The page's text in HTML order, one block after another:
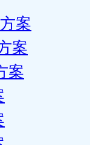
案
案
案